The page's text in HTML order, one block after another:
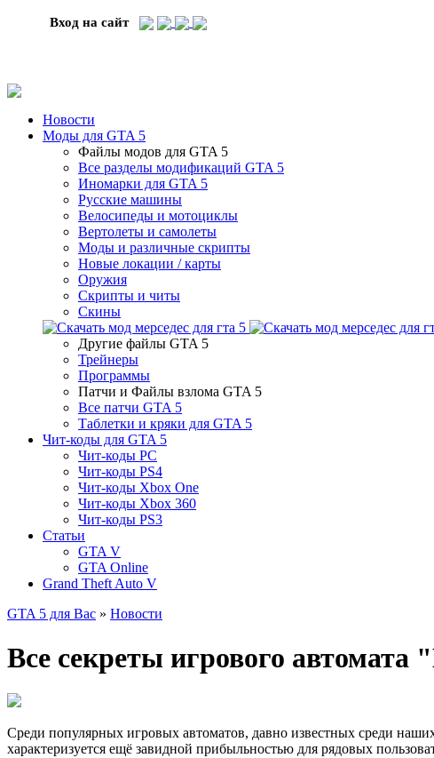
Вход на сайт
Новости
Моды для GTA 5
Файлы модов для GTA 5
Все разделы модификаций GTA 5
Иномарки для GTA 5
Русские машины
Велосипеды и мотоциклы
Вертолеты и самолеты
Моды и различные скрипты
Новые локации / карты
Оружия
Скрипты и читы
Скины
Другие файлы GTA 5
Трейнеры
Программы
Патчи и Файлы взлома GTA 5
Все патчи GTA 5
Таблетки и кряки для GTA 5
Чит-коды для GTA 5
Чит-коды PC
Чит-коды PS4
Чит-коды Xbox One
Чит-коды Xbox 360
Чит-коды PS3
Статьи
GTA V
GTA Online
Grand Theft Auto V
GTA 5 для Вас » Новости
Все секреты игрового
Среди популярных игровых автоматов, давно известных среди
характеризуется ещё завидной прибыльностью для рядовых